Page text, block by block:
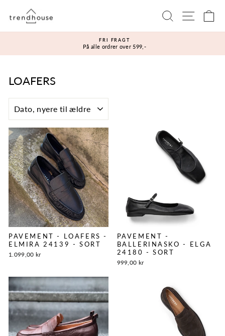
indhold
Søg
Sæt
diasshow
FRI FRAGT
På alle ordrer over 599,-
LOAFERS
SORTÉR
PAVEMENT - LOAFERS -
ELMIRA 24139 - SORT
1.099,00 kr
PAVEMENT -
BALLERINASKO - ELGA
24180 - SORT
999,00 kr